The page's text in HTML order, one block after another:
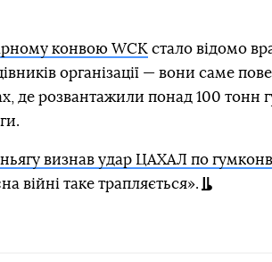
конвою WCK стало відомо
організації — вони саме
де розвантажили понад 100 тонн
визнав удар ЦАХАЛ по
війні таке трапляється».